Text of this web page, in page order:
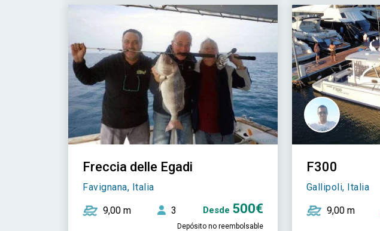
Freccia delle Egadi
Favignana, Italia
9,00 m 3 Desde 500€
Depósito no reembolsable
F300
Gallipoli, Italia
9,00 m